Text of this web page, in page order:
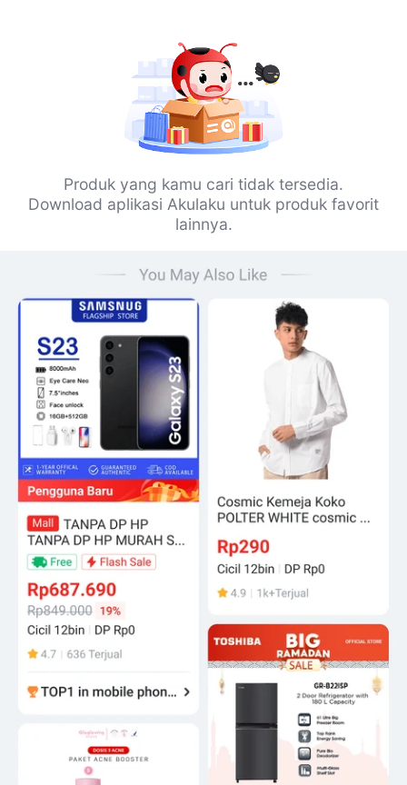
Produk yang kamu cari tidak tersedia.
Download aplikasi Akulaku untuk produk favorit
lainnya.